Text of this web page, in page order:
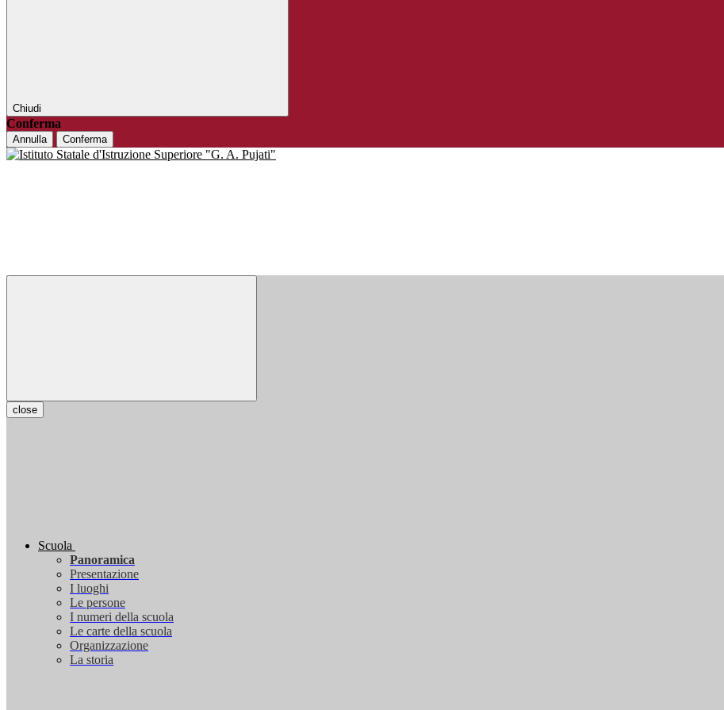
Chiudi
Conferma
Annulla Conferma
close
Scuola
Panoramica
Presentazione
I luoghi
Le persone
I numeri della scuola
Le carte della scuola
Organizzazione
La storia